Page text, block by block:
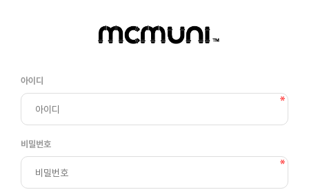
아이디
비밀번호